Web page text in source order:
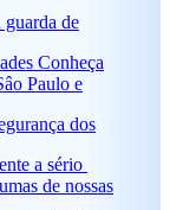
de
Conheça
Paulo e
dos
a sério
de nossas